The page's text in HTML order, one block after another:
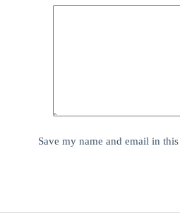
Save my name and email in